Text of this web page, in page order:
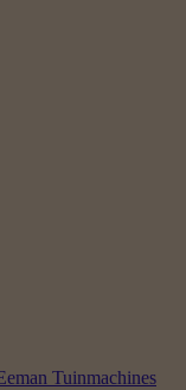
Tuinmachines